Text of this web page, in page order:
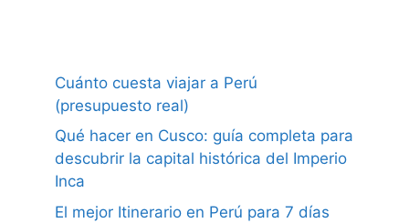
Cuánto cuesta viajar a Perú
(presupuesto real)
Qué hacer en Cusco: guía completa para
descubrir la capital histórica del Imperio
Inca
El mejor Itinerario en Perú para 7 días